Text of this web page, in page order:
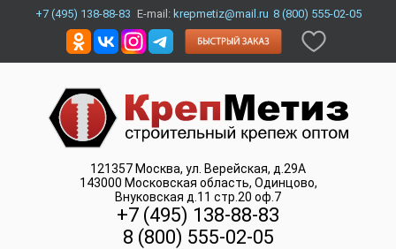
+7 (495) 138-88-83 E-mail: krepmetiz@mail.ru 8 (800) 555-02-05
121357 Москва, ул. Верейская, д.29А
143000 Московская область, Одинцово,
Внуковская д.11 стр.20 оф.7
+7 (495) 138-88-83
8 (800) 555-02-05